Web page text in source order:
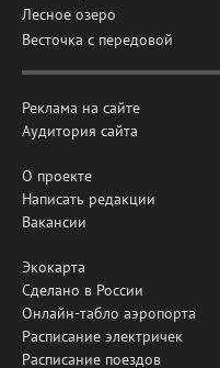
Лесное озеро
Весточка с передовой
Реклама на сайте
Аудитория сайта
О проекте
Написать редакции
Вакансии
Экокарта
Сделано в России
Онлайн-табло аэропорта
Расписание электричек
Расписание поездов